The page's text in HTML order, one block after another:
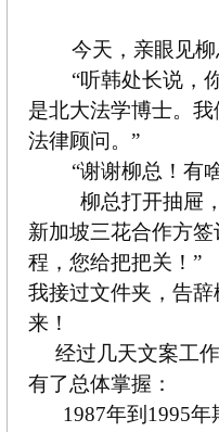
今天，亲眼见
“听韩处长说，
是北大法学博士。
法律顾问。”
“谢谢柳总！有
柳总打开抽屉
新加坡三花合作方
程，您给把把关！”
我接过文件夹，告
来！
经过几天文案工作
有了总体掌握：
1987年到1995